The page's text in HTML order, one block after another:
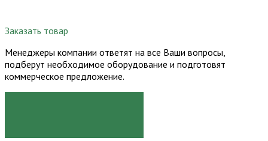
Заказать товар
Менеджеры компании ответят на все Ваши вопросы,
подберут необходимое оборудование и подготовят
коммерческое предложение.